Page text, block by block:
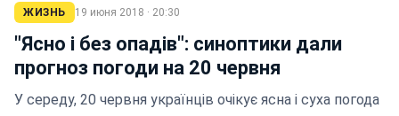
ЖИЗНЬ 19 июня 2018 · 20:30
"Ясно і без опадів": синоптики дали
прогноз погоди на 20 червня
У середу, 20 червня українців очікує ясна і суха погода